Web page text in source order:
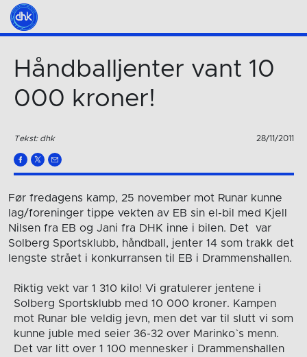
Håndballjenter vant 10
000 kroner!
Tekst: dhk 28/11/2011
Før fredagens kamp, 25 november mot Runar kunne
lag/foreninger tippe vekten av EB sin el-bil med Kjell
Nilsen fra EB og Jani fra DHK inne i bilen. Det var
Solberg Sportsklubb, håndball, jenter 14 som trakk det
lengste strået i konkurransen til EB i Drammenshallen.
Riktig vekt var 1 310 kilo! Vi gratulerer jentene i
Solberg Sportsklubb med 10 000 kroner. Kampen
mot Runar ble veldig jevn, men det var til slutt vi som
kunne juble med seier 36-32 over Marinko`s menn.
Det var litt over 1 100 mennesker i Drammenshallen